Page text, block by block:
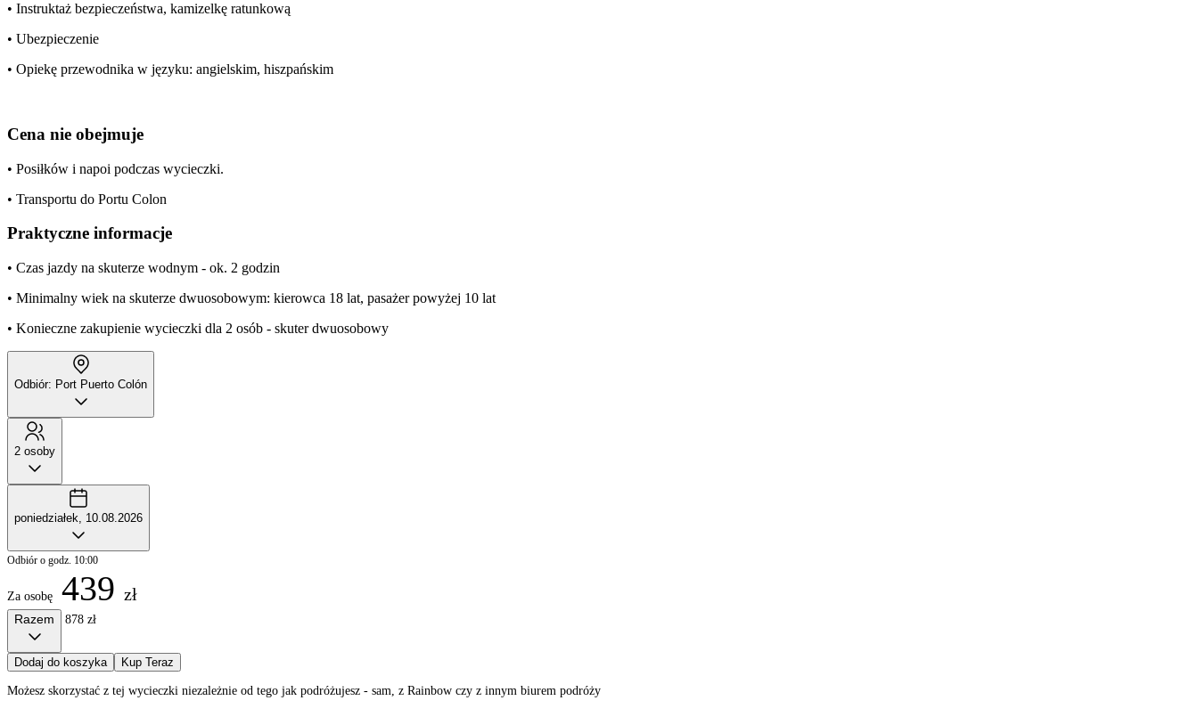
• Instruktaż bezpieczeństwa, kamizelkę ratunkową
• Ubezpieczenie
• Opiekę przewodnika w języku: angielskim, hiszpańskim
Cena nie obejmuje
• Posiłków i napoi podczas wycieczki.
• Transportu do Portu Colon
Praktyczne informacje
• Czas jazdy na skuterze wodnym - ok. 2 godzin
• Minimalny wiek na skuterze dwuosobowym: kierowca 18 lat, pasażer powyżej 10 lat
• Konieczne zakupienie wycieczki dla 2 osób - skuter dwuosobowy
Odbiór: Port Puerto Colón
2 osoby
poniedziałek, 10.08.2026
Odbiór o godz. 10:00
Za osobę 439 zł
Razem 878 zł
Dodaj do koszyka Kup Teraz
Możesz skorzystać z tej wycieczki niezależnie od tego jak podróżujesz - sam, z Rainbow czy z innym biurem podróży